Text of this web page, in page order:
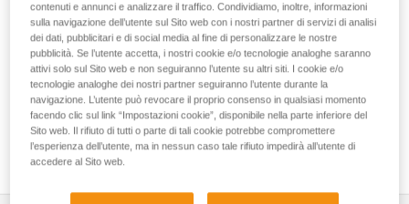
Utilizzo del GRILLON come ancoraggio per
più di una persona
contenuti e annunci e analizzare il traffico. Condividiamo, inoltre, informazioni
sulla navigazione dell’utente sul Sito web con i nostri partner di servizi di analisi
dei dati, pubblicitari e di social media al fine di personalizzare le nostre
pubblicità. Se l’utente accetta, i nostri cookie e/o tecnologie analoghe saranno
attivi solo sul Sito web e non seguiranno l’utente su altri siti. I cookie e/o
tecnologie analoghe dei nostri partner seguiranno l’utente durante la
navigazione. L’utente può revocare il proprio consenso in qualsiasi momento
facendo clic sul link “Impostazioni cookie”, disponibile nella parte inferiore del
Sito web. Il rifiuto di tutti o parte di tali cookie potrebbe compromettere
l’esperienza dell’utente, ma in nessun caso tale rifiuto impedirà all’utente di
accedere al Sito web.